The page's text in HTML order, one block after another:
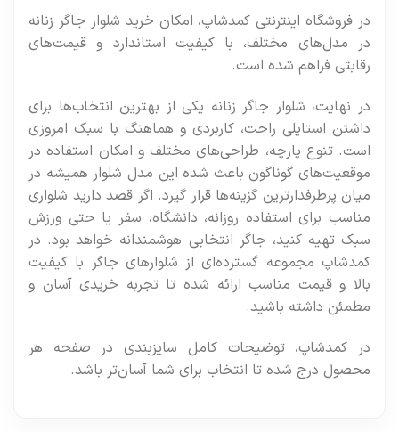
در فروشگاه اینترنتی کمدشاپ، امکان خرید شلوار جاگر زنانه
در مدل‌های مختلف، با کیفیت استاندارد و قیمت‌های
رقابتی فراهم شده است.
در نهایت، شلوار جاگر زنانه یکی از بهترین انتخاب‌ها برای
داشتن استایلی راحت، کاربردی و هماهنگ با سبک امروزی
است. تنوع پارچه، طراحی‌های مختلف و امکان استفاده در
موقعیت‌های گوناگون باعث شده این مدل شلوار همیشه در
میان پرطرفدارترین گزینه‌ها قرار گیرد. اگر قصد دارید شلواری
مناسب برای استفاده روزانه، دانشگاه، سفر یا حتی ورزش
سبک تهیه کنید، جاگر انتخابی هوشمندانه خواهد بود. در
کمدشاپ مجموعه گسترده‌ای از شلوارهای جاگر با کیفیت
بالا و قیمت مناسب ارائه شده تا تجربه خریدی آسان و
مطمئن داشته باشید.
در کمدشاپ، توضیحات کامل سایزبندی در صفحه هر
محصول درج شده تا انتخاب برای شما آسان‌تر باشد.